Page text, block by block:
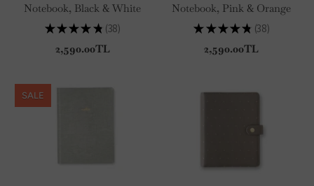
Notebook, Black & White
★ ★ ★ ★ ★ 38
38
2,590.00TL
Notebook, Pink & Orange
★ ★ ★ ★ ★ 38
38
2,590.00TL
SALE